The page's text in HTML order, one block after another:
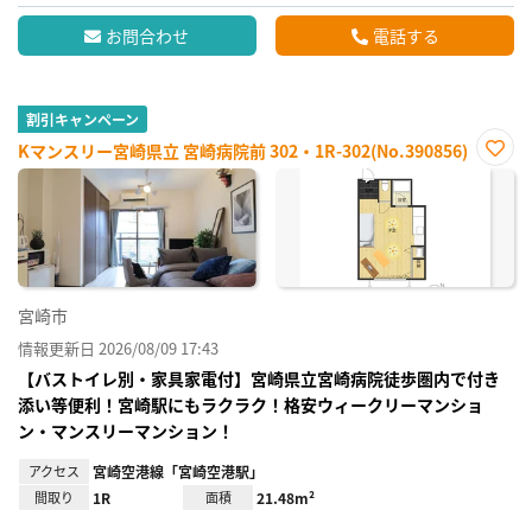
お問合わせ 電話する
割引キャンペーン
Kマンスリー宮崎県立 宮崎病院前 302・1R-302(No.390856)
お気
宮崎市
情報更新日 2026/08/09 17:43
【バストイレ別・家具家電付】宮崎県立宮崎病院徒歩圏内で付き
添い等便利！宮崎駅にもラクラク！格安ウィークリーマンショ
ン・マンスリーマンション！
アクセス 宮崎空港線「宮崎空港駅」
間取り 1R 面積 21.48m²